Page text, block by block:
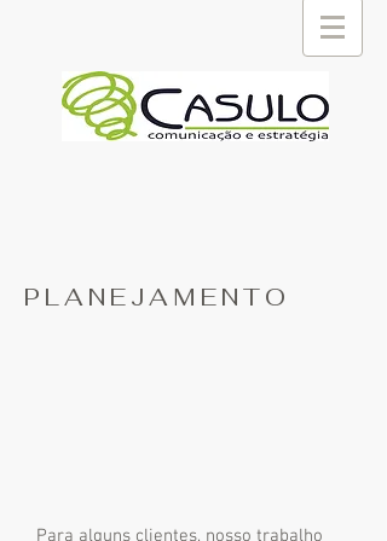
PLANEJAMENTO
Para alguns clientes, nosso trabalho